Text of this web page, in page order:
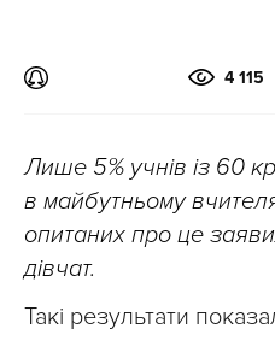
4 115
Лише 5% учнів із 60
в майбутньому
опитаних про це
дівчат.
Такі результати